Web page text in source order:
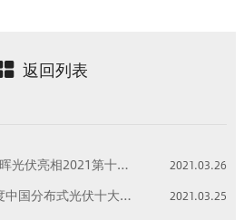
返回列表
济南）太阳能利用大会暨综合能源展览会！ 2021.03.26
光伏十大影响力组件品牌” 2021.03.25